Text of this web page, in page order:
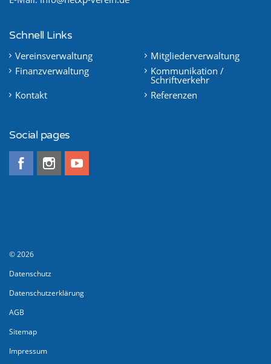
Schnell Links
Vereinsverwaltung
Mitgliederverwaltung
Finanzverwaltung
Kommunikation /
Schriftverkehr
Kontakt
Referenzen
Social pages
© 2026
Datenschutz
Datenschutzerklärung
AGB
Sitemap
Impressum